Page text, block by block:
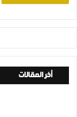
أخر المقالات